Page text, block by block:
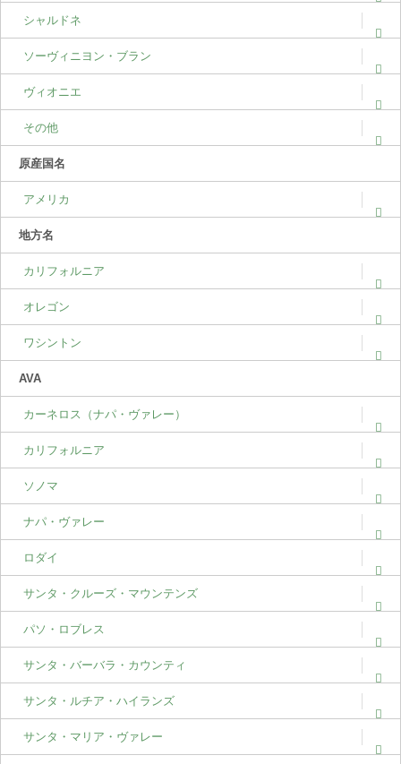
シャルドネ
ソーヴィニヨン・ブラン
ヴィオニエ
その他
原産国名
アメリカ
地方名
カリフォルニア
オレゴン
ワシントン
AVA
カーネロス（ナパ・ヴァレー）
カリフォルニア
ソノマ
ナパ・ヴァレー
ロダイ
サンタ・クルーズ・マウンテンズ
パソ・ロブレス
サンタ・バーバラ・カウンティ
サンタ・ルチア・ハイランズ
サンタ・マリア・ヴァレー